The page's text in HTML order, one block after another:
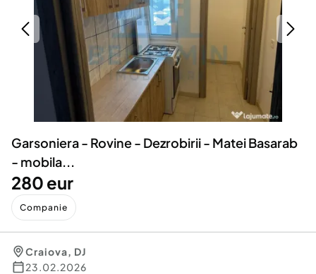
Servicii
Animale de companie
Afaceri și echipamente profesionale
Inchiriere Bunuri si Vehicule
Utilaje agricole si industriale
Piese auto si accesorii
Dacia Duster
Garsoniera - Rovine - Dezrobirii - Matei Basarab
- mobila...
280 eur
Companie
Craiova, DJ
23.02.2026